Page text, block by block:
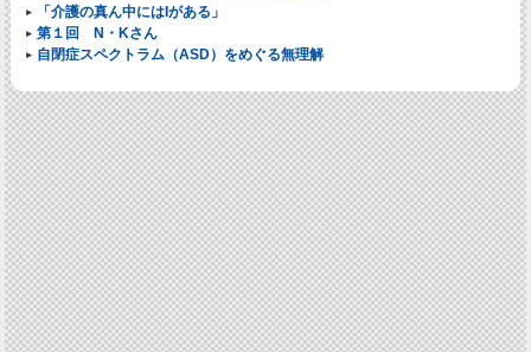
「介護の真ん中にはIがある」
第１回 N・Kさん
自閉症スペクトラム（ASD）をめぐる無理解